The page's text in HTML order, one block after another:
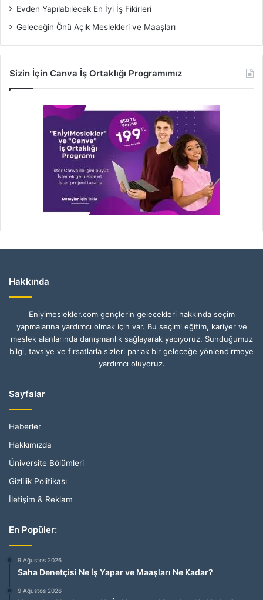
Evden Yapılabilecek En İyi İş Fikirleri
Geleceğin Önü Açık Meslekleri ve Maaşları
Sizin İçin Canva İş Ortaklığı Programımız
Hakkında
Eniyimeslekler.com gençlerin gelecekleri hakkında seçim
yapmalarına yardımcı olmak için var. Bu seçimi eğitim, kariyer ve
meslek alanlarında danışmanlık sağlayarak yapıyoruz. Sunduğumuz
bilgi, tavsiye ve fırsatlarla sizleri parlak bir geleceğe yönlendirmeye
yardımcı oluyoruz.
Sayfalar
Haberler
Hakkımızda
Üniversite Bölümleri
Gizlilik Politikası
İletişim & Reklam
En Popüler:
9 Ağustos 2026
Saha Denetçisi Ne İş Yapar ve Maaşları Ne Kadar?
9 Ağustos 2026